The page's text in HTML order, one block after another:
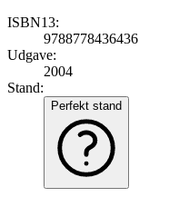
ISBN13:
9788778436436
Udgave:
2004
Stand:
Perfekt stand